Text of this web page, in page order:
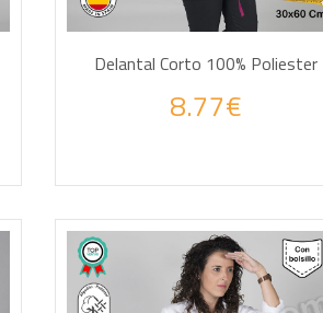
Delantal Corto 100% Poliester
8.77€